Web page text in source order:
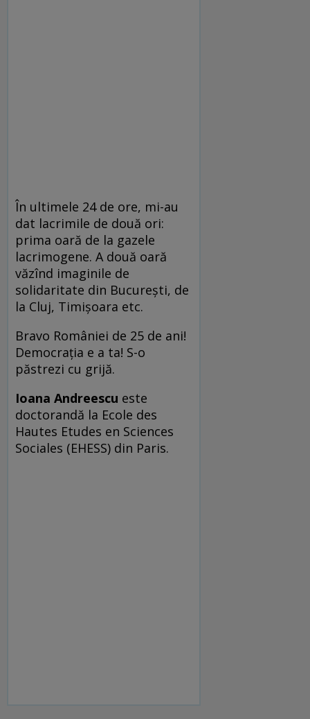
În ultimele 24 de ore, mi-au
dat lacrimile de două ori:
prima oară de la gazele
lacrimogene. A două oară
văzînd imaginile de
solidaritate din București, de
la Cluj, Timișoara etc.
Bravo României de 25 de ani!
Democrația e a ta! S-o
păstrezi cu grijă.
Ioana Andreescu este
doctorandă la Ecole des
Hautes Etudes en Sciences
Sociales (EHESS) din Paris.